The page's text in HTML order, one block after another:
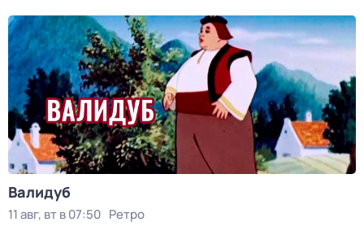
Валидуб
11 авг, вт в 07:50 Ретро